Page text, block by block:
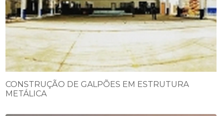
CONSTRUÇÃO DE GALPÕES EM ESTRUTURA
METÁLICA